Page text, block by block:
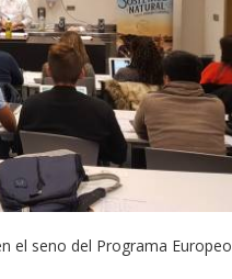
el seno del Programa Europeo